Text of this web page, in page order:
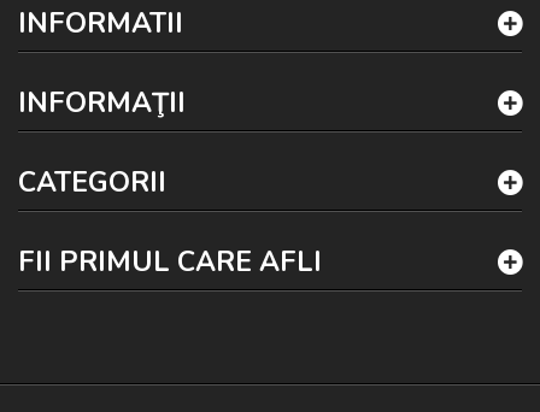
INFORMATII
INFORMAŢII
CATEGORII
FII PRIMUL CARE AFLI